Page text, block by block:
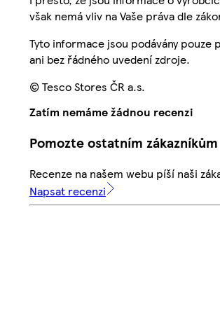
však nemá vliv na Vaše práva dle
Tyto informace jsou podávány
ani bez řádného uvedení zdroje.
© Tesco Stores ČR a.s.
Zatím nemáme žádnou recenzi
Pomozte ostatním zákazníkům
Recenze na našem webu píší naši
Napsat recenzi